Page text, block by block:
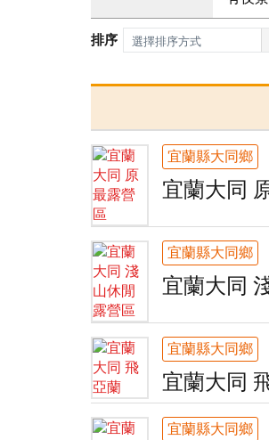
排序
宜蘭縣大同鄉
宜蘭大同
宜蘭縣大同鄉
宜蘭大同
宜蘭縣大同鄉
宜蘭大同
宜蘭縣大同鄉